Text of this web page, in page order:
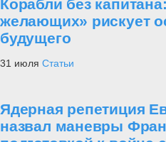
Корабли без
желающих» рискует
будущего
31 июля Статьи
Ядерная репетиция
назвал маневры